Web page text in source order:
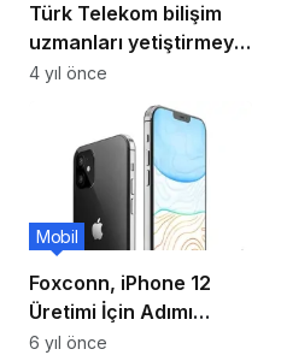
Türk Telekom bilişim
uzmanları yetiştirmeye
devam ediyor
4 yıl önce
Foxconn, iPhone 12
Üretimi İçin Adımı
Atıyor!
Mobil
6 yıl önce